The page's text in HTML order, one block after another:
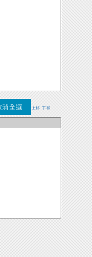
消全選 上移 下移